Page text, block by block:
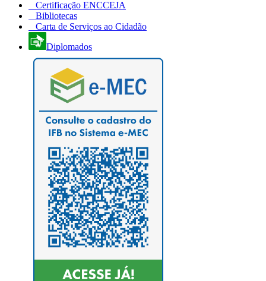
Certificação ENCCEJA
Bibliotecas
Carta de Serviços ao Cidadão
Diplomados